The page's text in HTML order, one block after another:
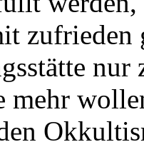
zufrieden
nur
mehr